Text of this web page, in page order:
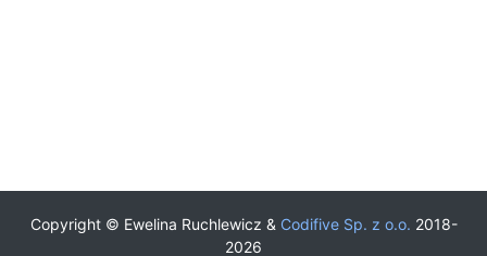
Copyright © Ewelina Ruchlewicz & Codifive Sp. z o.o. 2018-
2026